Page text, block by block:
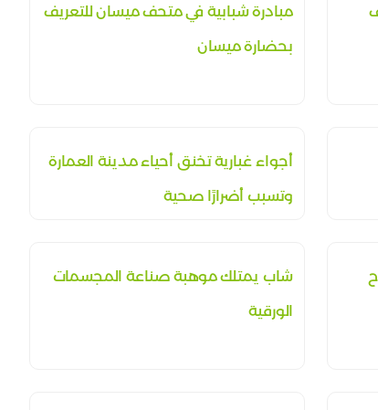
مبادرة شبابية في متحف ميسان للتعريف
بحضارة ميسان
أجواء غبارية تخنق أحياء مدينة العمارة
وتسبب أضرارًا صحية
شاب يمتلك موهبة صناعة المجسمات
الورقية